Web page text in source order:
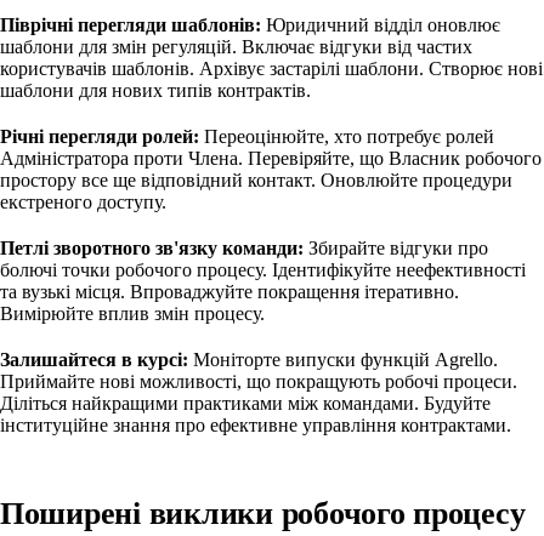
Піврічні перегляди шаблонів: Юридичний відділ оновлює
шаблони для змін регуляцій. Включає відгуки від частих
користувачів шаблонів. Архівує застарілі шаблони. Створює нові
шаблони для нових типів контрактів.
Річні перегляди ролей: Переоцінюйте, хто потребує ролей
Адміністратора проти Члена. Перевіряйте, що Власник робочого
простору все ще відповідний контакт. Оновлюйте процедури
екстреного доступу.
Петлі зворотного зв'язку команди: Збирайте відгуки про
болючі точки робочого процесу. Ідентифікуйте неефективності
та вузькі місця. Впроваджуйте покращення ітеративно.
Вимірюйте вплив змін процесу.
Залишайтеся в курсі: Моніторте випуски функцій Agrello.
Приймайте нові можливості, що покращують робочі процеси.
Діліться найкращими практиками між командами. Будуйте
інституційне знання про ефективне управління контрактами.
Поширені виклики робочого процесу